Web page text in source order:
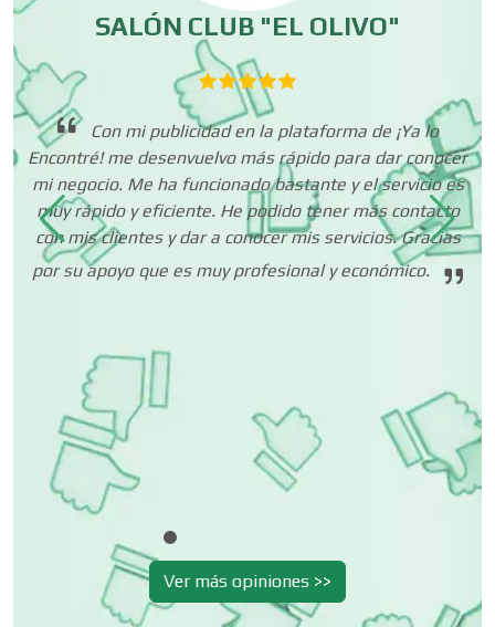
Centros de Espectáculos
Centros de Nutrición
Centros Turísticos
Cerrajerías
Cibercafés
Clínicas de Belleza
Clínicas de Rehabilitación
Clínicas y Hospitales
SALÓN CLUB "EL OLIVO"
Con mi publicidad en la plataforma de ¡Ya lo
Encontré! me desenvuelvo más rápido para dar conocer
mi negocio. Me ha funcionado bastante y el servicio es
muy rápido y eficiente. He podido tener más contacto
con mis clientes y dar a conocer mis servicios. Gracias
por su apoyo que es muy profesional y económico.
Ver más opiniones >>